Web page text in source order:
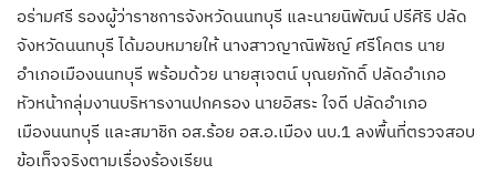
อร่ามศรี รองผู้ว่าราชการจังหวัดนนทบุรี และนายนิพัฒน์ ปรีศิริ ปลัด
จังหวัดนนทบุรี ได้มอบหมายให้ นางสาวญาณิพัชญ์ ศรีโคตร นาย
อำเภอเมืองนนทบุรี พร้อมด้วย นายสุเจตน์ บุณยภักดิ์ ปลัดอำเภอ
หัวหน้ากลุ่มงานบริหารงานปกครอง นายอิสระ ใจดี ปลัดอำเภอ
เมืองนนทบุรี และสมาชิก อส.ร้อย อส.อ.เมือง นบ.1 ลงพื้นที่ตรวจสอบ
ข้อเท็จจริงตามเรื่องร้องเรียน